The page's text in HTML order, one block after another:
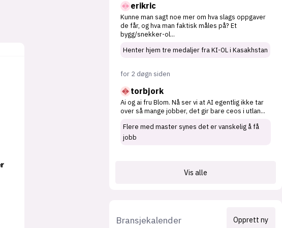
erikric
Kunne man sagt noe mer om hva slags oppgaver
de får, og hva man faktisk måles på? Et
bygg/snekker-ol...
Henter hjem tre medaljer fra KI-OL i Kasakhstan
for 2 døgn siden
torbjork
Ai og ai fru Blom. Nå ser vi at AI egentlig ikke tar
over så mange jobber, det gir bare ceos i utlan...
Flere med master synes det er vanskelig å få
jobb
Vis alle
Bransjekalender Opprett ny